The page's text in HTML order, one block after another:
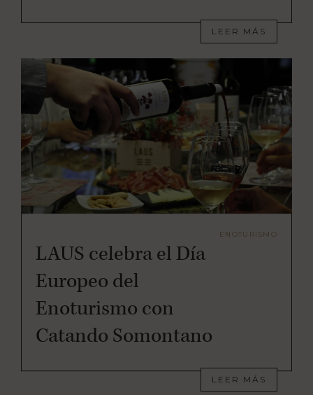
LEER MÁS
ENOTURISMO
LAUS celebra el Día
Europeo del
Enoturismo con
Catando Somontano
LEER MÁS